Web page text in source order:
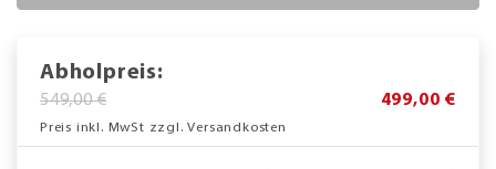
Abholpreis:
549,00 € 499,00 €
Preis inkl. MwSt zzgl. Versandkosten